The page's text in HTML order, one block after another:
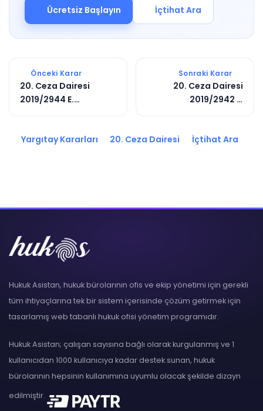
Ücretsiz Başlayın İçtihat Ara
Önceki Karar
20. Ceza Dairesi
2019/2944 E.
Sonraki Karar
20. Ceza Dairesi
2019/2942 E.
Yargıtay Kararları 20. Ceza Dairesi İçtihat Ara
Hukuk Asistan, hukuk bürolarının ofis ve ekip yönetimi için gerekli
tüm ihtiyaçlarına tek bir sistem içerisinde çözüm getirmek için
tasarlamış web tabanlı hukuk ofisi yönetim programıdır.
Hukuk Asistan; çalışan sayısına bağlı olarak kurgulanmış ve 1
kullanıcıdan 1000 kullanıcıya kadar destek sunan, hukuk
bürolarının hepsinin kullanımına uyumlu olacak şekilde dizayn
edilmiştir.